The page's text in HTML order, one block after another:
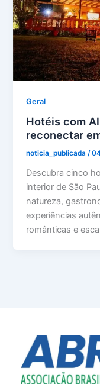
Geral
Hotéis com
reconectar
noticia_publicada/
Descubra cinco
interior de São
natureza,
experiências
românticas e